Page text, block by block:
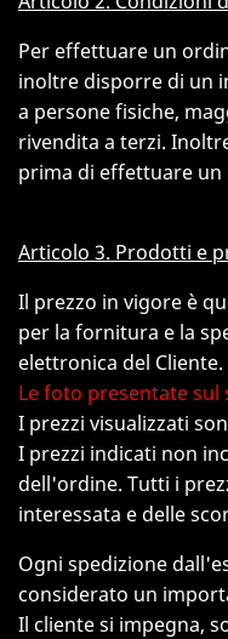
Per effettuare un
inoltre disporre di un
a persone fisiche,
rivendita a terzi.
prima di effettuare un
Articolo 3. Prodotti e
Il prezzo in vigore è
per la fornitura e la
elettronica del
Le foto presentate
I prezzi visualizzati
I prezzi indicati non
dell'ordine. Tutti i
interessata e delle
Ogni spedizione
considerato un
Il cliente si impegna,